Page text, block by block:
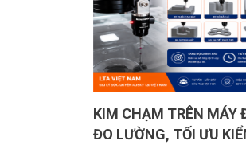
KIM CHẠM TRÊN MÁY
ĐO LƯỜNG, TỐI ƯU